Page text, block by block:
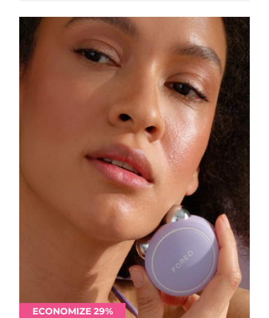
ECONOMIZE 29%
Singapura Entrega prevista8/13/26
Eslováquia Entrega prevista 8/11/26
Eslovênia Entrega prevista8/11/26
Entrega prevista 8/19/26
Entrega prevista 8/13/26
Entrega prevista 8/11/26
Entrega prevista
Entrega prevista8/11/26
Entrega prevista8/16/26
Entrega prevista 8/15/26
Turquia Entrega prevista 8/12/26